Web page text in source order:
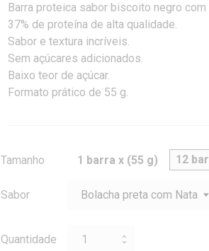
Barra proteica sabor biscoito negro com
37% de proteína de alta qualidade.
Sabor e textura incríveis.
Sem açúcares adicionados.
Baixo teor de açúcar.
Formato prático de 55 g.
Tamanho 1 barra x (55 g) 12
Sabor
Quantidade